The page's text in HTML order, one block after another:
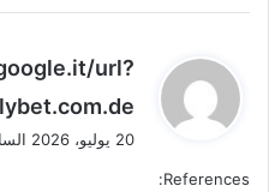
ي
و
ل
url?
20 يوليو، 2026 الساعة 7:17 ص
References: